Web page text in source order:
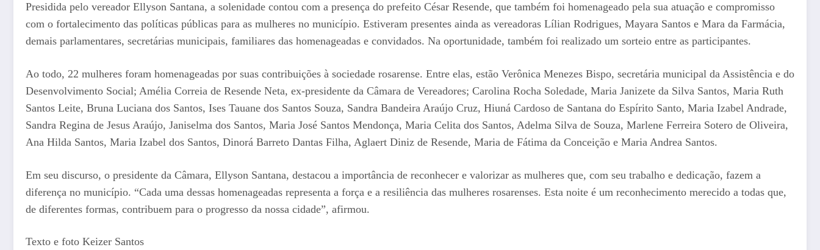
Presidida pelo vereador Ellyson Santana, a solenidade contou com a presença do prefeito César Resende, que também foi homenageado pela sua atuação e compromisso
com o fortalecimento das políticas públicas para as mulheres no município. Estiveram presentes ainda as vereadoras Lílian Rodrigues, Mayara Santos e Mara da Farmácia,
demais parlamentares, secretárias municipais, familiares das homenageadas e convidados. Na oportunidade, também foi realizado um sorteio entre as participantes.
Ao todo, 22 mulheres foram homenageadas por suas contribuições à sociedade rosarense. Entre elas, estão Verônica Menezes Bispo, secretária municipal da Assistência e do
Desenvolvimento Social; Amélia Correia de Resende Neta, ex-presidente da Câmara de Vereadores; Carolina Rocha Soledade, Maria Janizete da Silva Santos, Maria Ruth
Santos Leite, Bruna Luciana dos Santos, Ises Tauane dos Santos Souza, Sandra Bandeira Araújo Cruz, Hiuná Cardoso de Santana do Espírito Santo, Maria Izabel Andrade,
Sandra Regina de Jesus Araújo, Janiselma dos Santos, Maria José Santos Mendonça, Maria Celita dos Santos, Adelma Silva de Souza, Marlene Ferreira Sotero de Oliveira,
Ana Hilda Santos, Maria Izabel dos Santos, Dinorá Barreto Dantas Filha, Aglaert Diniz de Resende, Maria de Fátima da Conceição e Maria Andrea Santos.
Em seu discurso, o presidente da Câmara, Ellyson Santana, destacou a importância de reconhecer e valorizar as mulheres que, com seu trabalho e dedicação, fazem a
diferença no município. “Cada uma dessas homenageadas representa a força e a resiliência das mulheres rosarenses. Esta noite é um reconhecimento merecido a todas que,
de diferentes formas, contribuem para o progresso da nossa cidade”, afirmou.
Texto e foto Keizer Santos